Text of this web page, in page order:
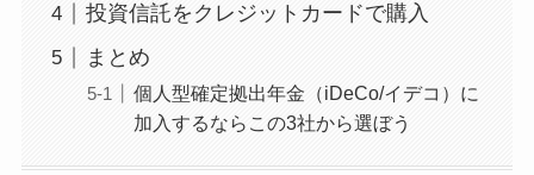
投資信託をクレジットカードで購入
まとめ
個人型確定拠出年金（iDeCo/イデコ）に
加入するならこの3社から選ぼう